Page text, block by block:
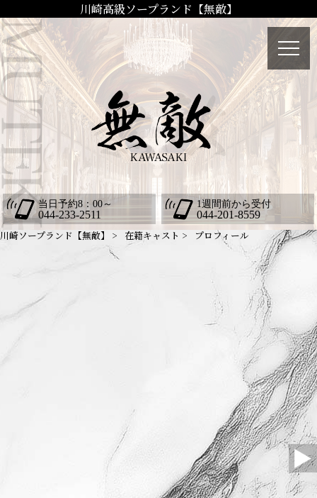
川崎高級ソープランド【無敵】
当日予約8：00～
044-233-2511
1週間前から受付
044-201-8559
川崎ソープランド【無敵】 在籍キャスト プロフィール